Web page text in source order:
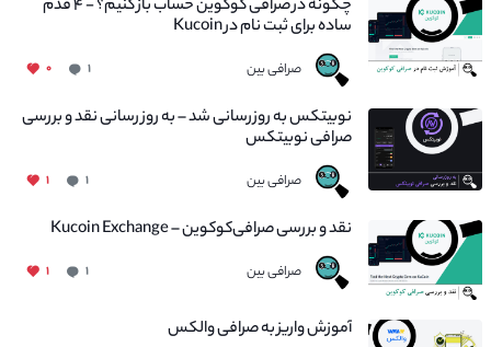
چگونه در صرافی کوکوین حساب باز کنیم؟ - ۴ قدم
ساده برای ثبت نام در Kucoin
صرافی بین ۱ ۰
نوبیتکس به روزرسانی شد – به روز رسانی نقد و بررسی
صرافی نوبیتکس
صرافی بین ۱ ۱
نقد و بررسی صرافی‌کوکوین – Kucoin Exchange
صرافی بین ۱ ۱
آموزش واریز به صرافی والکس